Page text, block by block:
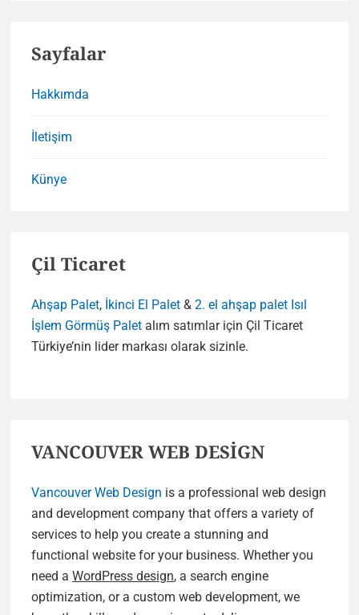
Sayfalar
Hakkımda
İletişim
Künye
Çil Ticaret
Ahşap Palet, İkinci El Palet & 2. el ahşap palet Isıl
İşlem Görmüş Palet alım satımlar için Çil Ticaret
Türkiye’nin lider markası olarak sizinle.
VANCOUVER WEB DESİGN
Vancouver Web Design is a professional web design
and development company that offers a variety of
services to help you create a stunning and
functional website for your business. Whether you
need a WordPress design, a search engine
optimization, or a custom web development, we